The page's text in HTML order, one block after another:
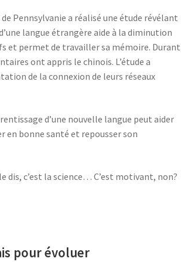
de Pennsylvanie a réalisé une étude révélant
langue étrangère aide à la diminution
et permet de travailler sa mémoire. Durant
ont appris le chinois. L’étude a
de la connexion de leurs réseaux
d’une nouvelle langue peut aider
en bonne santé et repousser son
dis, c’est la science… C’est motivant, non?
pour évoluer